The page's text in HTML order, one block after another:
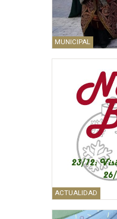
MUNICIPAL
ACTUALIDAD